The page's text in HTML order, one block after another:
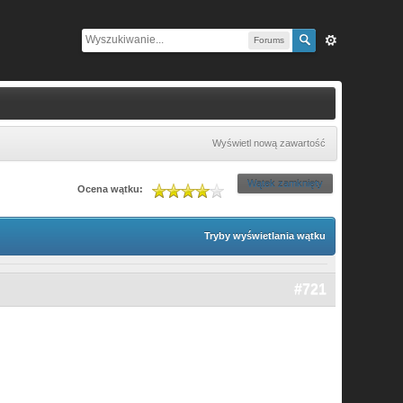
Forums
Wyświetl nową zawartość
Wątek zamknięty
Ocena wątku:
Tryby wyświetlania wątku
#721